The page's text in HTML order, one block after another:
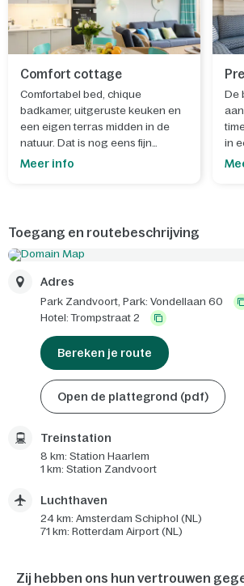
Comfort cottage
Comfortabel bed, chique
badkamer, uitgeruste keuken en
een eigen terras midden in de
natuur. Dat is nog eens fijn
wakker worden.
Meer info
De
in
Toegang en routebeschrijving
Adres
Park Zandvoort, Park: Vondellaan 60
Hotel: Trompstraat 2
Bereken je route
Open de plattegrond (pdf)
Treinstation
8 km: Station Haarlem
1 km: Station Zandvoort
Luchthaven
24 km: Amsterdam Schiphol (NL)
71 km: Rotterdam Airport (NL)
Zij hebben ons hun vertrouwen